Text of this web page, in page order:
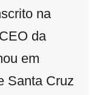
na
da
em
Santa Cruz